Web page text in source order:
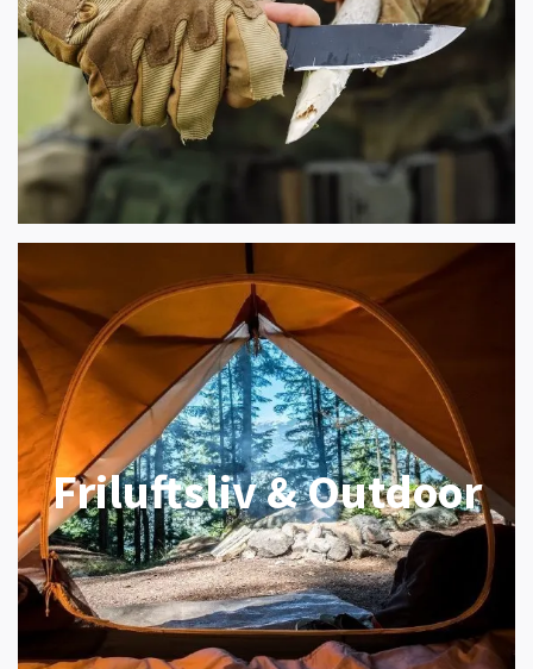
Friluftsliv & Outdoor